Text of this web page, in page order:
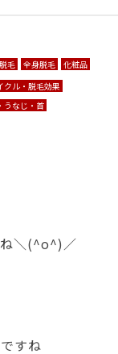
毛 全身脱毛
化粧品
クル・脱毛効果
うなじ・首
＼(^o^)／
すね